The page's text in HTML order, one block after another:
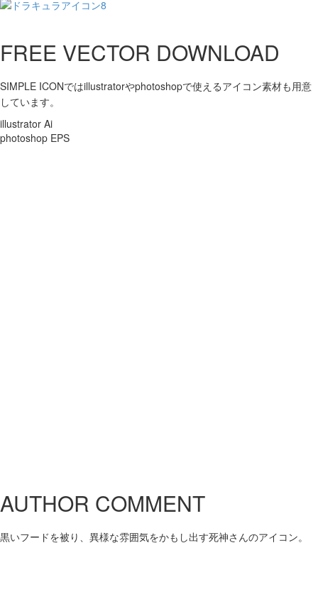
FREE VECTOR DOWNLOAD
SIMPLE ICONではillustratorやphotoshopで使えるアイコン素材も用意
しています。
illustrator Ai
photoshop EPS
AUTHOR COMMENT
黒いフードを被り、異様な雰囲気をかもし出す死神さんのアイコン。